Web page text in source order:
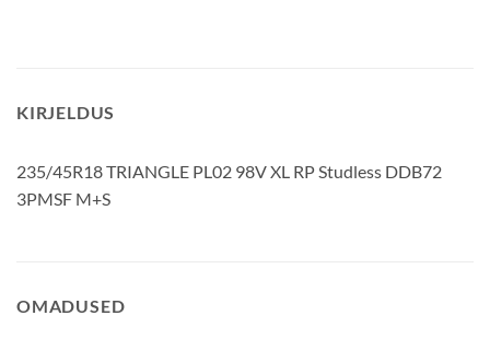
KIRJELDUS
235/45R18 TRIANGLE PL02 98V XL RP Studless DDB72
3PMSF M+S
OMADUSED